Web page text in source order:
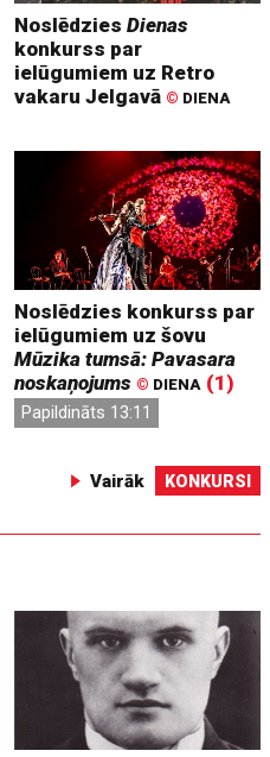
NoslēdziesDienas
konkurss par
ielūgumiem uz Retro
vakaru Jelgavā © DIENA
Noslēdzies konkurss par
ielūgumiem uz šovu
Mūzika tumsā: Pavasara
noskaņojums © DIENA (1)
Papildināts 13:11
Vairāk KONKURSI